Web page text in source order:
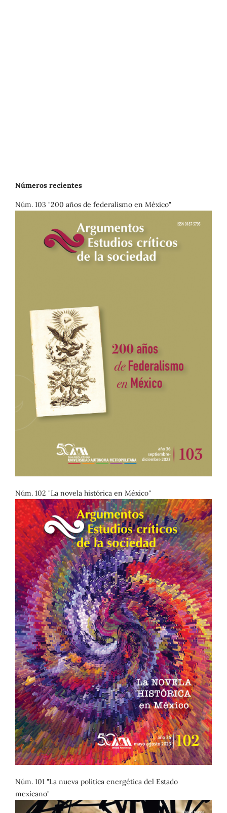
Números recientes
Núm. 103 "200 años de federalismo en México"
Núm. 102 "La novela histórica en México"
Núm. 101 "La nueva política energética del Estado
mexicano"